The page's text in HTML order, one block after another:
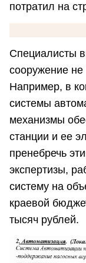
потратил на
Специалисты
сооружение
Например, в
системы
механизмы
станции и ее
пренебречь
экспертизы,
систему на
краевой
тысяч рублей.